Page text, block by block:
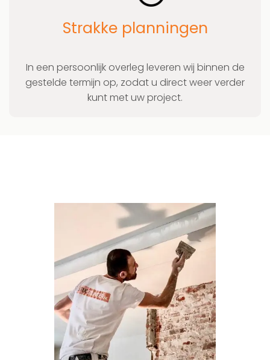
Strakke planningen
In een persoonlijk overleg leveren wij binnen de
gestelde termijn op, zodat u direct weer verder
kunt met uw project.